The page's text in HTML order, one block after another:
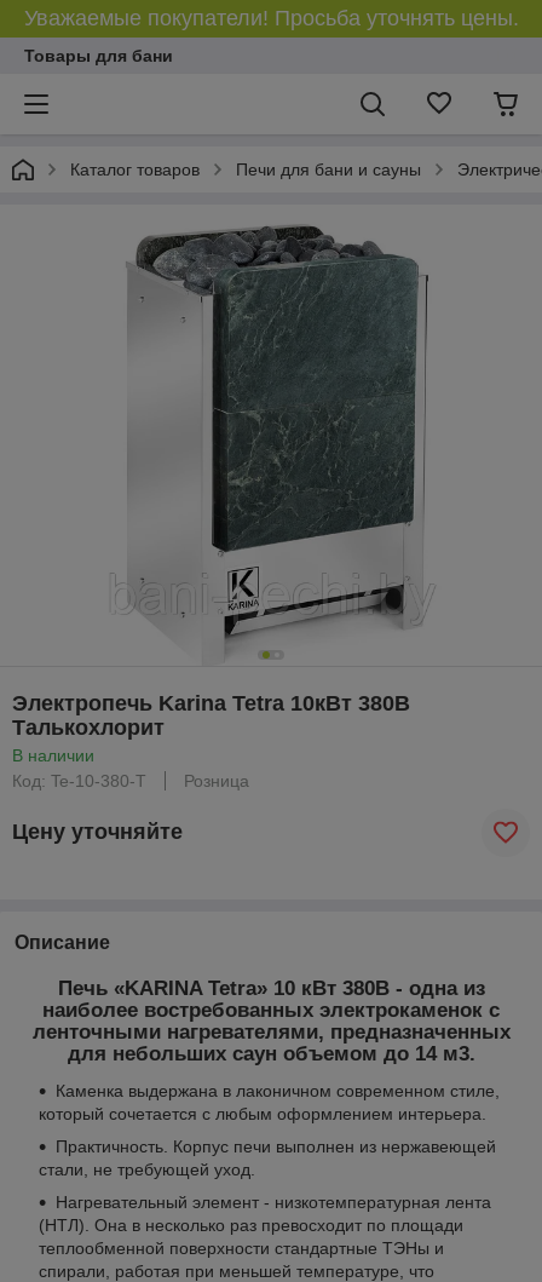
Уважаемые покупатели! Просьба уточнять цены.
Товары для бани
Каталог товаров Печи для бани и сауны
Электропечь Karina Tetra 10кВт 380В
Талькохлорит
В наличии
Код: Te-10-380-T
Розница
Цену уточняйте
Описание
Печь «KARINA Tetra» 10 кВт 380В - одна из
наиболее востребованных электрокаменок с
ленточными нагревателями, предназначенных
для небольших саун объемом до 14 м3.
Каменка выдержана в лаконичном современном стиле,
который сочетается с любым оформлением интерьера.
Практичность. Корпус печи выполнен из нержавеющей
стали, не требующей уход.
Нагревательный элемент - низкотемпературная лента
(НТЛ). Она в несколько раз превосходит по площади
теплообменной поверхности стандартные ТЭНы и
спирали, работая при меньшей температуре, что